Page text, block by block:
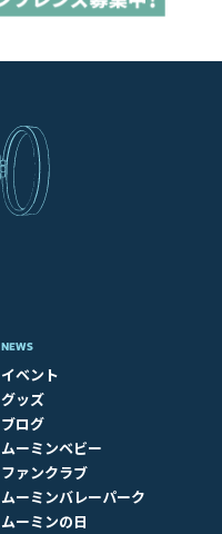
NEWS
イベント
グッズ
ブログ
ムーミンベビー
ファンクラブ
ムーミンバレーパーク
ムーミンの日